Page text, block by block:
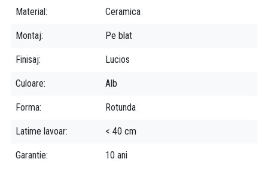
Material Ceramica
Montaj Pe blat
Finisaj Lucios
Culoare Alb
Forma Rotunda
Latime lavoar < 40 cm
Garantie 10 ani